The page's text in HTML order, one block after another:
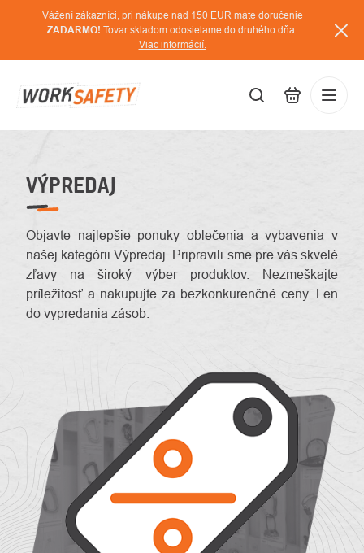
Vážení zákazníci, pri nákupe nad 150 EUR máte doručenie
ZADARMO! Tovar skladom odosielame do druhého dňa.
Viac informácií.
VÝPREDAJ
Objavte najlepšie ponuky oblečenia a vybavenia v
našej kategórii Výpredaj. Pripravili sme pre vás skvelé
zľavy na široký výber produktov. Nezmeškajte
príležitosť a nakupujte za bezkonkurenčné ceny. Len
do vypredania zásob.